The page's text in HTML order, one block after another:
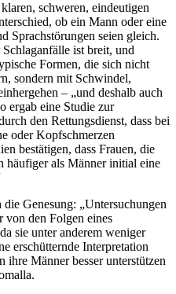
schweren, eindeutigen
ob ein Mann oder eine
Sprachstörungen seien gleich.
ist breit, und
Formen, die sich nicht
sondern mit Schwindel,
– „und deshalb auch
ergab eine Studie zur
den Rettungsdienst, dass bei
oder Kopfschmerzen
bestätigen, dass Frauen, die
häufiger als Männer initial eine
Genesung: „Untersuchungen
von den Folgen eines
sie unter anderem weniger
erschütternde Interpretation
ihre Männer besser unterstützen